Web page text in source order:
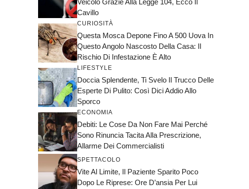
Veicolo Grazie Alla Legge 104, Ecco Il
Cavillo
CURIOSITÀ
Questa Mosca Depone Fino A 500 Uova In
Questo Angolo Nascosto Della Casa: Il
Rischio Di Infestazione È Alto
LIFESTYLE
Doccia Splendente, Ti Svelo Il Trucco Delle
Esperte Di Pulito: Così Dici Addio Allo
Sporco
ECONOMIA
Debiti: Le Cose Da Non Fare Mai Perché
Sono Rinuncia Tacita Alla Prescrizione,
Allarme Dei Commercialisti
SPETTACOLO
Vite Al Limite, Il Paziente Sparito Poco
Dopo Le Riprese: Ore D’ansia Per Lui